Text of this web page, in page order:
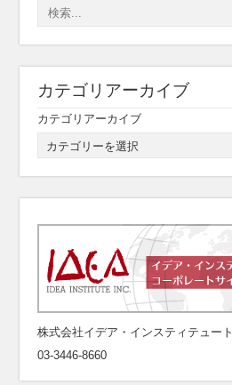
カテゴリアーカイブ
カテゴリアーカイブ
株式会社イデア・インスティテュート
03-3446-8660